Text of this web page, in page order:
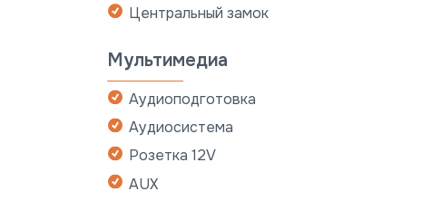
Центральный замок
Мультимедиа
Аудиоподготовка
Аудиосистема
Розетка 12V
AUX